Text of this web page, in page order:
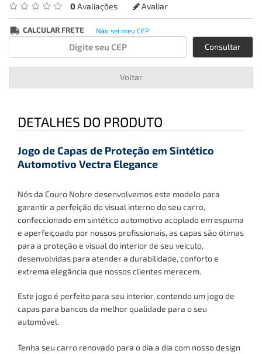
0Avaliações Avaliar
CALCULAR FRETE Não sei meu CEP
Consultar
Voltar
DETALHES DO PRODUTO
Jogo de Capas de Proteção em Sintético
Automotivo Vectra Elegance
Nós da Couro Nobre desenvolvemos este modelo para
garantir a perfeição do visual interno do seu carro,
confeccionado em sintético automotivo acoplado em espuma
e aperfeiçoado por nossos profissionais, as capas são ótimas
para a proteção e visual do interior de seu veiculo,
desenvolvidas para atender a durabilidade, conforto e
extrema elegância que nossos clientes merecem.
Este jogo é perfeito para seu interior, contendo um jogo de
capas para bancosda melhor qualidade para o seu
automóvel.
Tenha seu carro renovado para o dia a dia com nosso design